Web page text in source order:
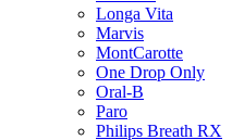
Longa Vita
Marvis
MontCarotte
One Drop Only
Oral-B
Paro
Philips Breath RX